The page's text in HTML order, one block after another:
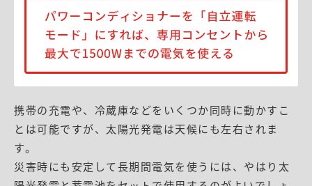
携帯の充電や、冷蔵庫などをいくつか同時に動かすこ
とは可能ですが、太陽光発電は天候にも左右されま
す。
災害時にも安定して長期間電気を使うには、やはり太